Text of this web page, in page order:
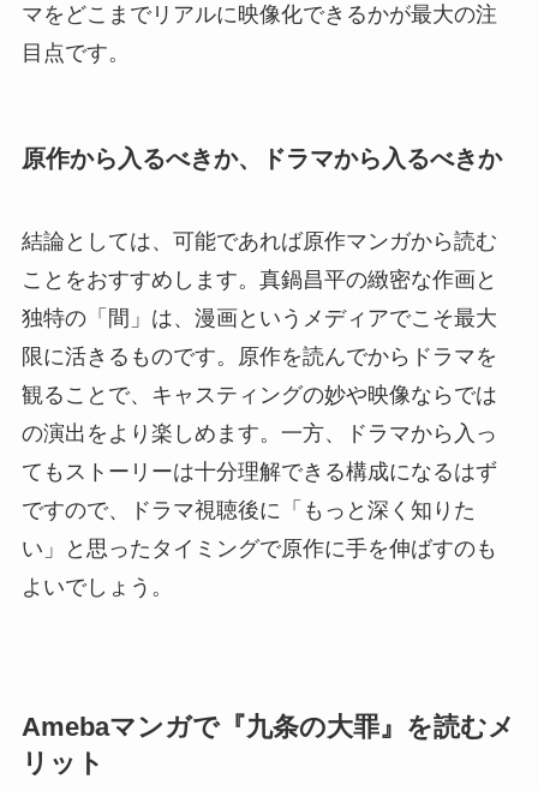
マをどこまでリアルに映像化できるかが最大の注
目点です。
原作から入るべきか、ドラマから入るべきか
結論としては、可能であれば原作マンガから読む
ことをおすすめします。真鍋昌平の緻密な作画と
独特の「間」は、漫画というメディアでこそ最大
限に活きるものです。原作を読んでからドラマを
観ることで、キャスティングの妙や映像ならでは
の演出をより楽しめます。一方、ドラマから入っ
てもストーリーは十分理解できる構成になるはず
ですので、ドラマ視聴後に「もっと深く知りた
い」と思ったタイミングで原作に手を伸ばすのも
よいでしょう。
Amebaマンガで『九条の大罪』を読むメ
リット